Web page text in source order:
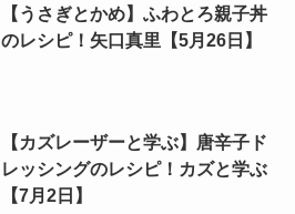
【うさぎとかめ】ふわとろ親子丼
のレシピ！矢口真里【5月26日】
【カズレーザーと学ぶ】唐辛子ド
レッシングのレシピ！カズと学ぶ
【7月2日】